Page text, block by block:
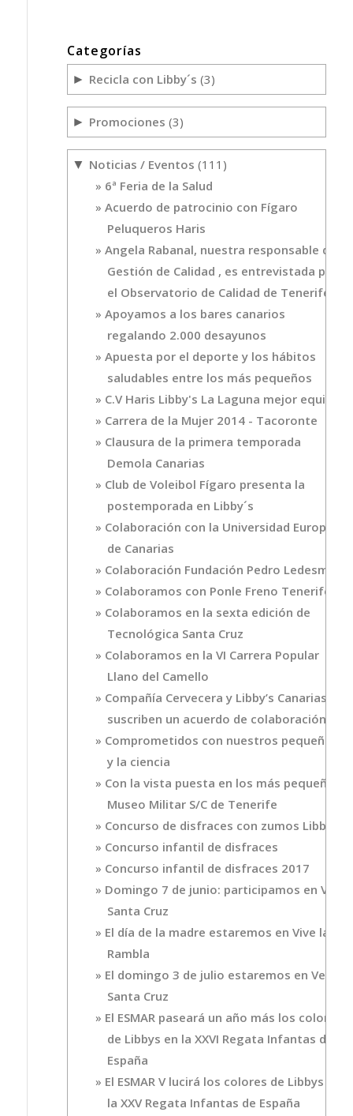
Categorías
► Recicla con Libby´s (3)
► Promociones (3)
▼ Noticias / Eventos (111)
6ª Feria de la Salud
Acuerdo de patrocinio con Fígaro
Peluqueros Haris
Angela Rabanal, nuestra responsable de
Gestión de Calidad , es entrevistada por
el Observatorio de Calidad de Tenerife
Apoyamos a los bares canarios
regalando 2.000 desayunos
Apuesta por el deporte y los hábitos
saludables entre los más pequeños
C.V Haris Libby's La Laguna mejor equipo
Carrera de la Mujer 2014 - Tacoronte
Clausura de la primera temporada
Demola Canarias
Club de Voleibol Fígaro presenta la
postemporada en Libby´s
Colaboración con la Universidad Europea
de Canarias
Colaboración Fundación Pedro Ledesma
Colaboramos con Ponle Freno Tenerife
Colaboramos en la sexta edición de
Tecnológica Santa Cruz
Colaboramos en la VI Carrera Popular
Llano del Camello
Compañía Cervecera y Libby’s Canarias
suscriben un acuerdo de colaboración
Comprometidos con nuestros pequeños
y la ciencia
Con la vista puesta en los más pequeños.
Museo Militar S/C de Tenerife
Concurso de disfraces con zumos Libby’s
Concurso infantil de disfraces
Concurso infantil de disfraces 2017
Domingo 7 de junio: participamos en Ven
Santa Cruz
El día de la madre estaremos en Vive la
Rambla
El domingo 3 de julio estaremos en Ven
Santa Cruz
El ESMAR paseará un año más los colores
de Libbys en la XXVI Regata Infantas de
España
El ESMAR V lucirá los colores de Libbys en
la XXV Regata Infantas de España